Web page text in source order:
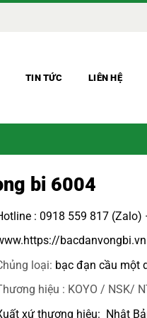
TIN TỨC LIÊN HỆ
bi 6004
: 0918 559 817 (Zalo)
bacdanvongbi.vn
loại: bạc đạn cầu một
hiệu : KOYO / NSK/
xứ thương hiệu: Nhật